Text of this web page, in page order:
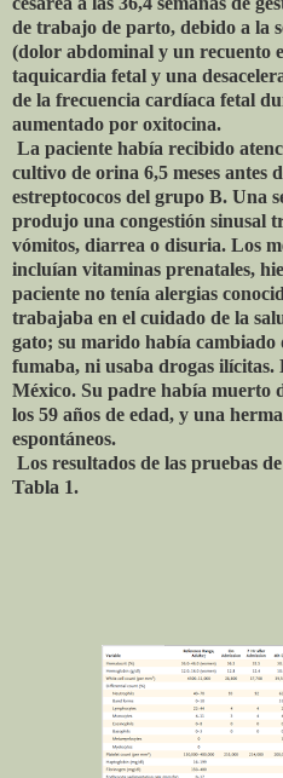
de trabajo de parto, debido a la
(dolor abdominal y un recuento
taquicardia fetal y una
de la frecuencia cardíaca fetal
aumentado por oxitocina.
La paciente había recibido
cultivo de orina 6,5 ​​meses antes
estreptococos del grupo B. Una
produjo una congestión sinusal
vómitos, diarrea o disuria. Los
incluían vitaminas prenatales,
paciente no tenía alergias
trabajaba en el cuidado de la
gato; su marido había cambiado
fumaba, ni usaba drogas
México. Su padre había muerto
los 59 años de edad, y una
espontáneos.
Los resultados de las pruebas
Tabla 1.